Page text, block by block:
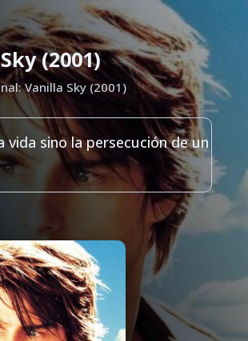
(2001)
Vanilla Sky (2001)
vida sino la persecución de un